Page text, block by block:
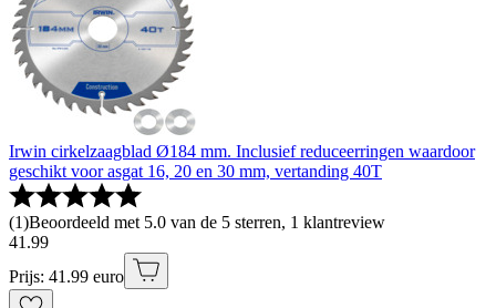
Irwin cirkelzaagblad Ø184 mm. Inclusief reduceerringen waardoor
geschikt voor asgat 16, 20 en 30 mm, vertanding 40T
(1)Beoordeeld met 5.0 van de 5 sterren, 1 klantreview
41 .99
Prijs: 41.99 euro